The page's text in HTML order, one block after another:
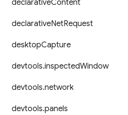
declarativeContent
declarativeNetRequest
desktopCapture
devtools.inspectedWindow
devtools.network
devtools.panels